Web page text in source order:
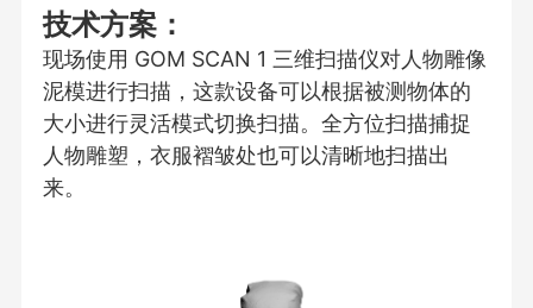
技术方案：
现场使用 GOM SCAN 1 三维扫描仪对人物雕像
泥模进行扫描，这款设备可以根据被测物体的
大小进行灵活模式切换扫描。全方位扫描捕捉
人物雕塑，衣服褶皱处也可以清晰地扫描出
来。